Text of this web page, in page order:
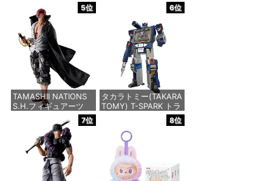
（真骨彫製法） 仮面ラ
イダーBLACK RX 約
150mm PVC&ABS&布
製 塗装済み可動フィギ
ュア
価格：¥11,300
ンスフォーマー ニュー
レジェンズ NL-06 オ
ートボット コスモス
可動フィギュア
価格：¥4,440
5位
TAMASHII NATIONS
S.H.フィギュアーツ
ONE PIECE シャンク
ス -マリンフォード頂
上決戦- 約165mm
PVC&ABS&布製 塗装
済み可動フィギュア
価格：¥8,918
6位
タカラトミー(TAKARA
TOMY) T-SPARK トラ
ンスフォーマー ミッシ
ングリンク D-01 サウ
ンドウェーブ 可動フィ
ギュア
価格：¥24,610
7位 8位